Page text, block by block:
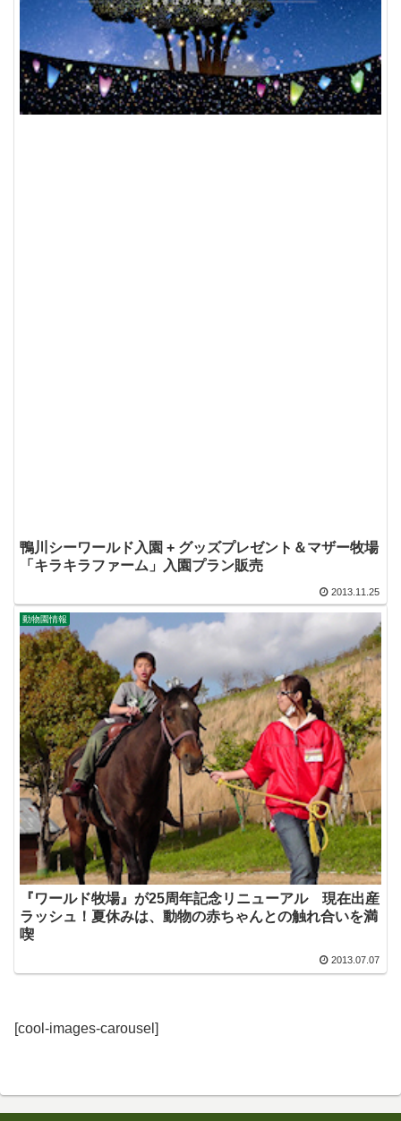
鴨川シーワールド入園 + グッズプレゼント＆マザー牧場
「キラキラファーム」入園プラン販売
2013.11.25
動物園情報
『ワールド牧場』が25周年記念リニューアル 現在出産
ラッシュ！夏休みは、動物の赤ちゃんとの触れ合いを満
喫
2013.07.07
[cool-images-carousel]